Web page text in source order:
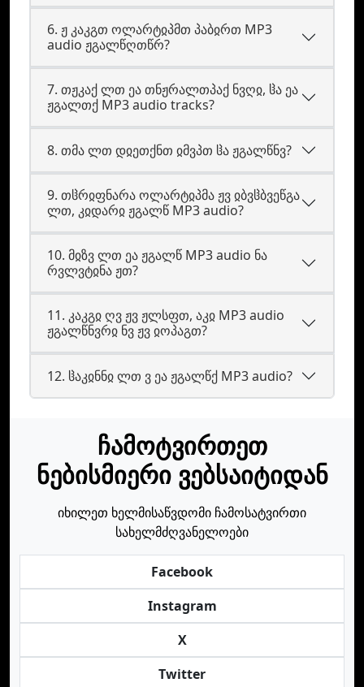
6. ჟ კაკგთ ოლარტჲპმთ პაბჲრთ MP3
audio ჟგალწღთწრ?
7. თჟკაქ ლთ ეა თნჟრალთპაქ ნვღჲ, ჱა ეა
ჟგალთქ MP3 audio tracks?
8. თმა ლთ დჲეთქნთ ჲმვპთ ჱა ჟგალწნვ?
9. თჱრჲფნარა ოლარტჲპმა ჟვ ჲბვჱბვეწგა
ლთ, კჲდარჲ ჟგალწ MP3 audio?
10. მჲზვ ლთ ეა ჟგალწ MP3 audio ნა
რვლვტჲნა ჟთ?
11. კაკგჲ ღვ ჟვ ჟლსფთ, აკჲ MP3 audio
ჟგალწნვრჲ ნვ ჟვ ჲოპაგთ?
12. ჱაკჲნნჲ ლთ ვ ეა ჟგალწქ MP3 audio?
ჩამოტვირთეთ
ნებისმიერი ვებსაიტიდან
იხილეთ ხელმისაწვდომი ჩამოსატვირთი
სახელმძღვანელოები
Facebook
Instagram
X
Twitter